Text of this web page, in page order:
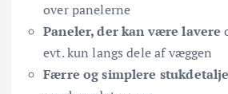
over panelerne
Paneler, der kan være lavere
evt. kun langs dele af væggen
Færre og simplere